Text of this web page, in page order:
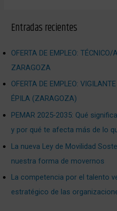
Entradas recientes
OFERTA DE EMPLEO:
ZARAGOZA
OFERTA DE EMPLEO:
ÉPILA (ZARAGOZA)
PEMAR 2025‑2035: Qué
y por qué te afecta más de lo
La nueva Ley de Movilidad
nuestra forma de movernos
La competencia por el talento
estratégico de las